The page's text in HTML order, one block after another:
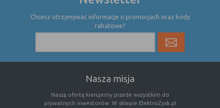
Chcesz otrzymywać informacje o promocjach oraz kody
rabatowe?
Nasza misja
Naszą ofertę kierujemy przede wszystkim do
prywatnych inwestorów. W sklepie ElektroZysk.pl